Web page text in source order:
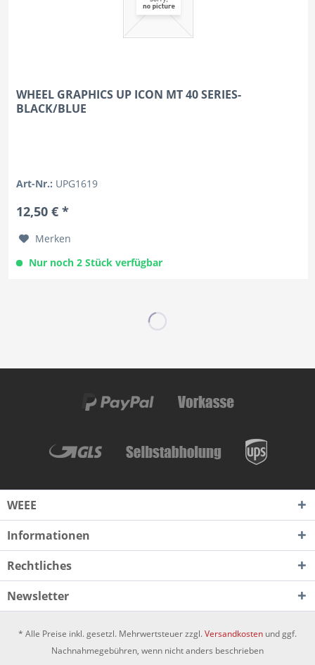
WHEEL GRAPHICS UP ICON MT 40 SERIES-
BLACK/BLUE
Art-Nr.: UPG1619
12,50 € *
Merken
Nur noch 2 Stück verfügbar
WEEE
Informationen
Rechtliches
Newsletter
* Alle Preise inkl. gesetzl. Mehrwertsteuer zzgl.Versandkosten und ggf.
Nachnahmegebühren, wenn nicht anders beschrieben